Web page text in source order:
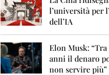
l’università per
dell’IA
Elon Musk:
anni il denaro
non servire più”